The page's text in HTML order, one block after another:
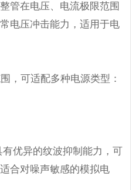
管在电压、电流极限范围
电压冲击能力，适用于电
，可适配多种电源类型：
优异的纹波抑制能力，可
合对噪声敏感的模拟电